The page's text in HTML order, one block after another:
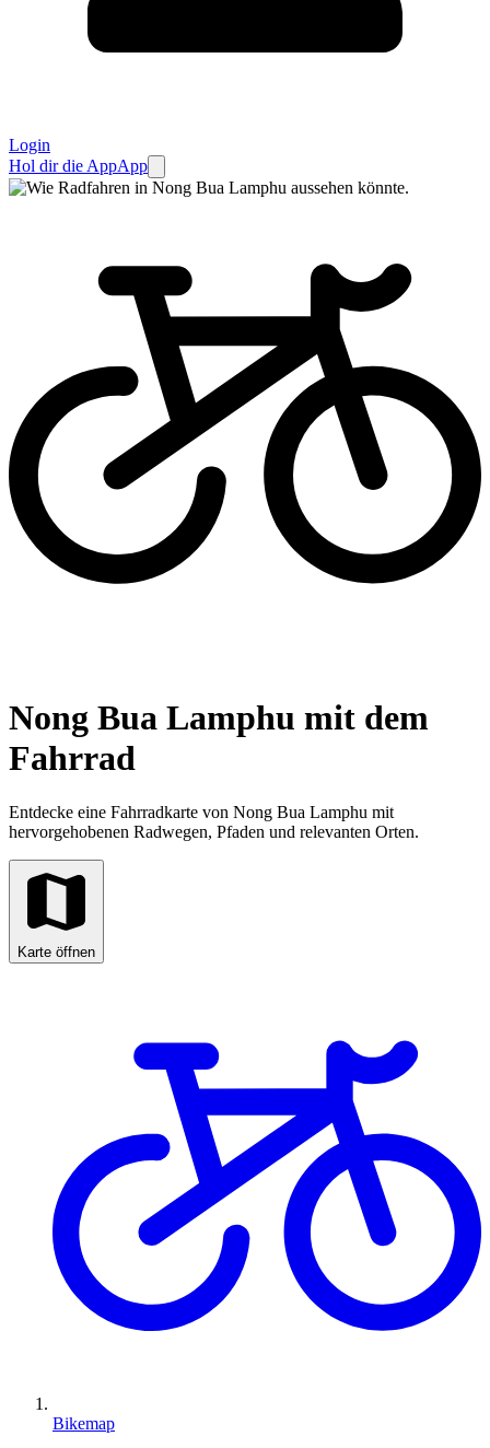
Login
Hol dir die AppApp
Nong Bua Lamphu mit dem
Fahrrad
Entdecke eine Fahrradkarte von Nong Bua Lamphu mit
hervorgehobenen Radwegen, Pfaden und relevanten Orten.
Karte öffnen
Bikemap